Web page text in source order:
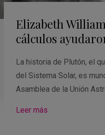
Elizabeth
cálculos
La historia de Plutón, el
del Sistema Solar, es
Asamblea de la Unión
Leer más